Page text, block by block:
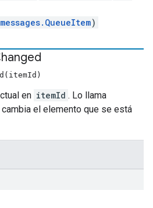
)
en itemId . Lo llama
cambia el elemento que se está